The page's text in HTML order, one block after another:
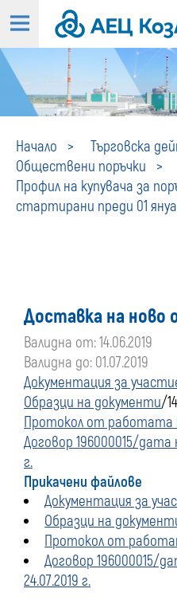
Начало
Търговска
Обществени поръчки
Профил на купувача за
стартирани преди 01
Доставка на ново
Валидна от: 14.06.2019
Валидна до: 01.07.2019
Документация за
Образци на документи/
Протокол от работата
Договор 196000015/дата
г.
Прикачени файлове
Документация за
Образци на
Протокол от
Договор 196000015/
24.07.2019 г.